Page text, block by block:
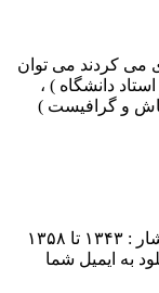
می کردند می توان
دانشگاه ) ،
و گرافیست )
دوره مجله زن روز ۶۳۰ شماره , سال های انتشار : ۱۳۴۳ تا ۱۳۵۸
به ایمیل شما